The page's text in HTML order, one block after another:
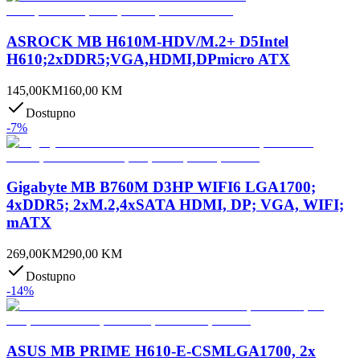
ASROCK MB H610M-HDV/M.2+ D5Intel
H610;2xDDR5;VGA,HDMI,DPmicro ATX
145,00KM160,00 KM
Dostupno
-7%
Gigabyte MB B760M D3HP WIFI6 LGA1700;
4xDDR5; 2xM.2,4xSATA HDMI, DP; VGA, WIFI;
mATX
269,00KM290,00 KM
Dostupno
-14%
ASUS MB PRIME H610-E-CSMLGA1700, 2x